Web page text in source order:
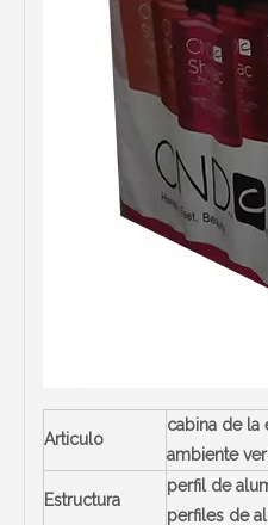
Articulo
cabina de
ambiente
Estructura
perfil de
perfiles de